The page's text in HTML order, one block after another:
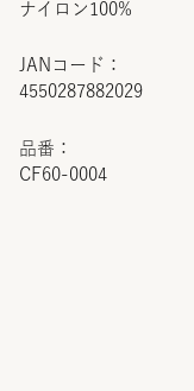
JANコード：
4550287882029
品番：
CF60-0004
ナイロン100%